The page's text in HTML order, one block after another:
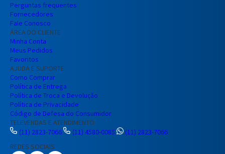
Perguntas frequentes
Fornecedores
Fale Conosco
ÁREA DO CLIENTE
Minha Conta
Meus Pedidos
Favoritos
AJUDA E SUPORTE
Como Comprar
Política de Entrega
Política de Troca e Devolução
Política de Privacidade
Código de Defesa do Consumidor
TELEVENDAS E ATENDIMENTO
(11) 2823-7066
(11) 4580-0085
(11) 2823-7066
REDES SOCIAIS